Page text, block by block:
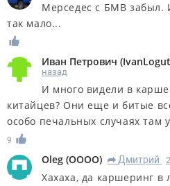
Мерседес с БМВ забыл.
так мало...
Иван Петрович (
назад
И много видели в
китайцев? Они еще и битые
особо печальных случаях там
9
Oleg (OOOO) R Дмитрий
Хахаха, да каршеринг в